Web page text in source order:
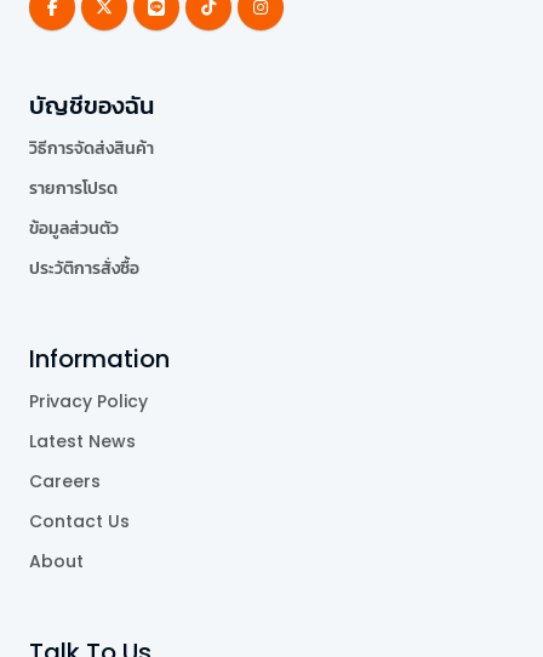
บัญชีของฉัน
วิธีการจัดส่งสินค้า
รายการโปรด
ข้อมูลส่วนตัว
ประวัติการสั่งซื้อ
Information
Privacy Policy
Latest News
Careers
Contact Us
About